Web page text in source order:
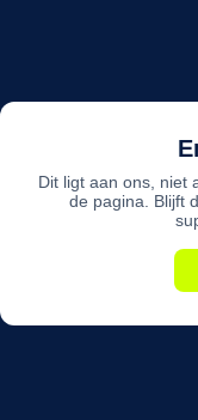
Dit ligt aan ons, niet
de pagina. Blijft